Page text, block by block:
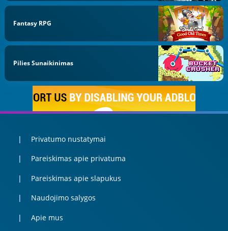
Fantasy RPG
Pilies Sunaikinimas
Privatumo nustatymai
Pareiskimas apie privatuma
Pareiskimas apie slapukus
Naudojimo salygos
Apie mus